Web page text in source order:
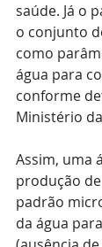
saúde. Já o
o conjunto
como
água para
conforme
Ministério
Assim, uma
produção
padrão
da água